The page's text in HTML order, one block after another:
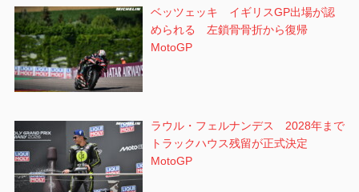
ベッツェッキ イギリスGP出場が認
められる 左鎖骨骨折から復帰
MotoGP
ラウル・フェルナンデス 2028年まで
トラックハウス残留が正式決定
MotoGP